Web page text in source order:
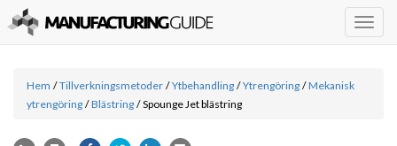
Hem / Tillverkningsmetoder / Ytbehandling / Ytrengöring / Mekanisk
ytrengöring / Blästring / Spounge Jet blästring